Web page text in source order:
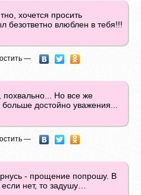
хочется просить
безответно влюблен в тебя!!!
—
похвально... Но все же
достойно уважения...
—
- прощение попрошу. В
нет, то задушу…